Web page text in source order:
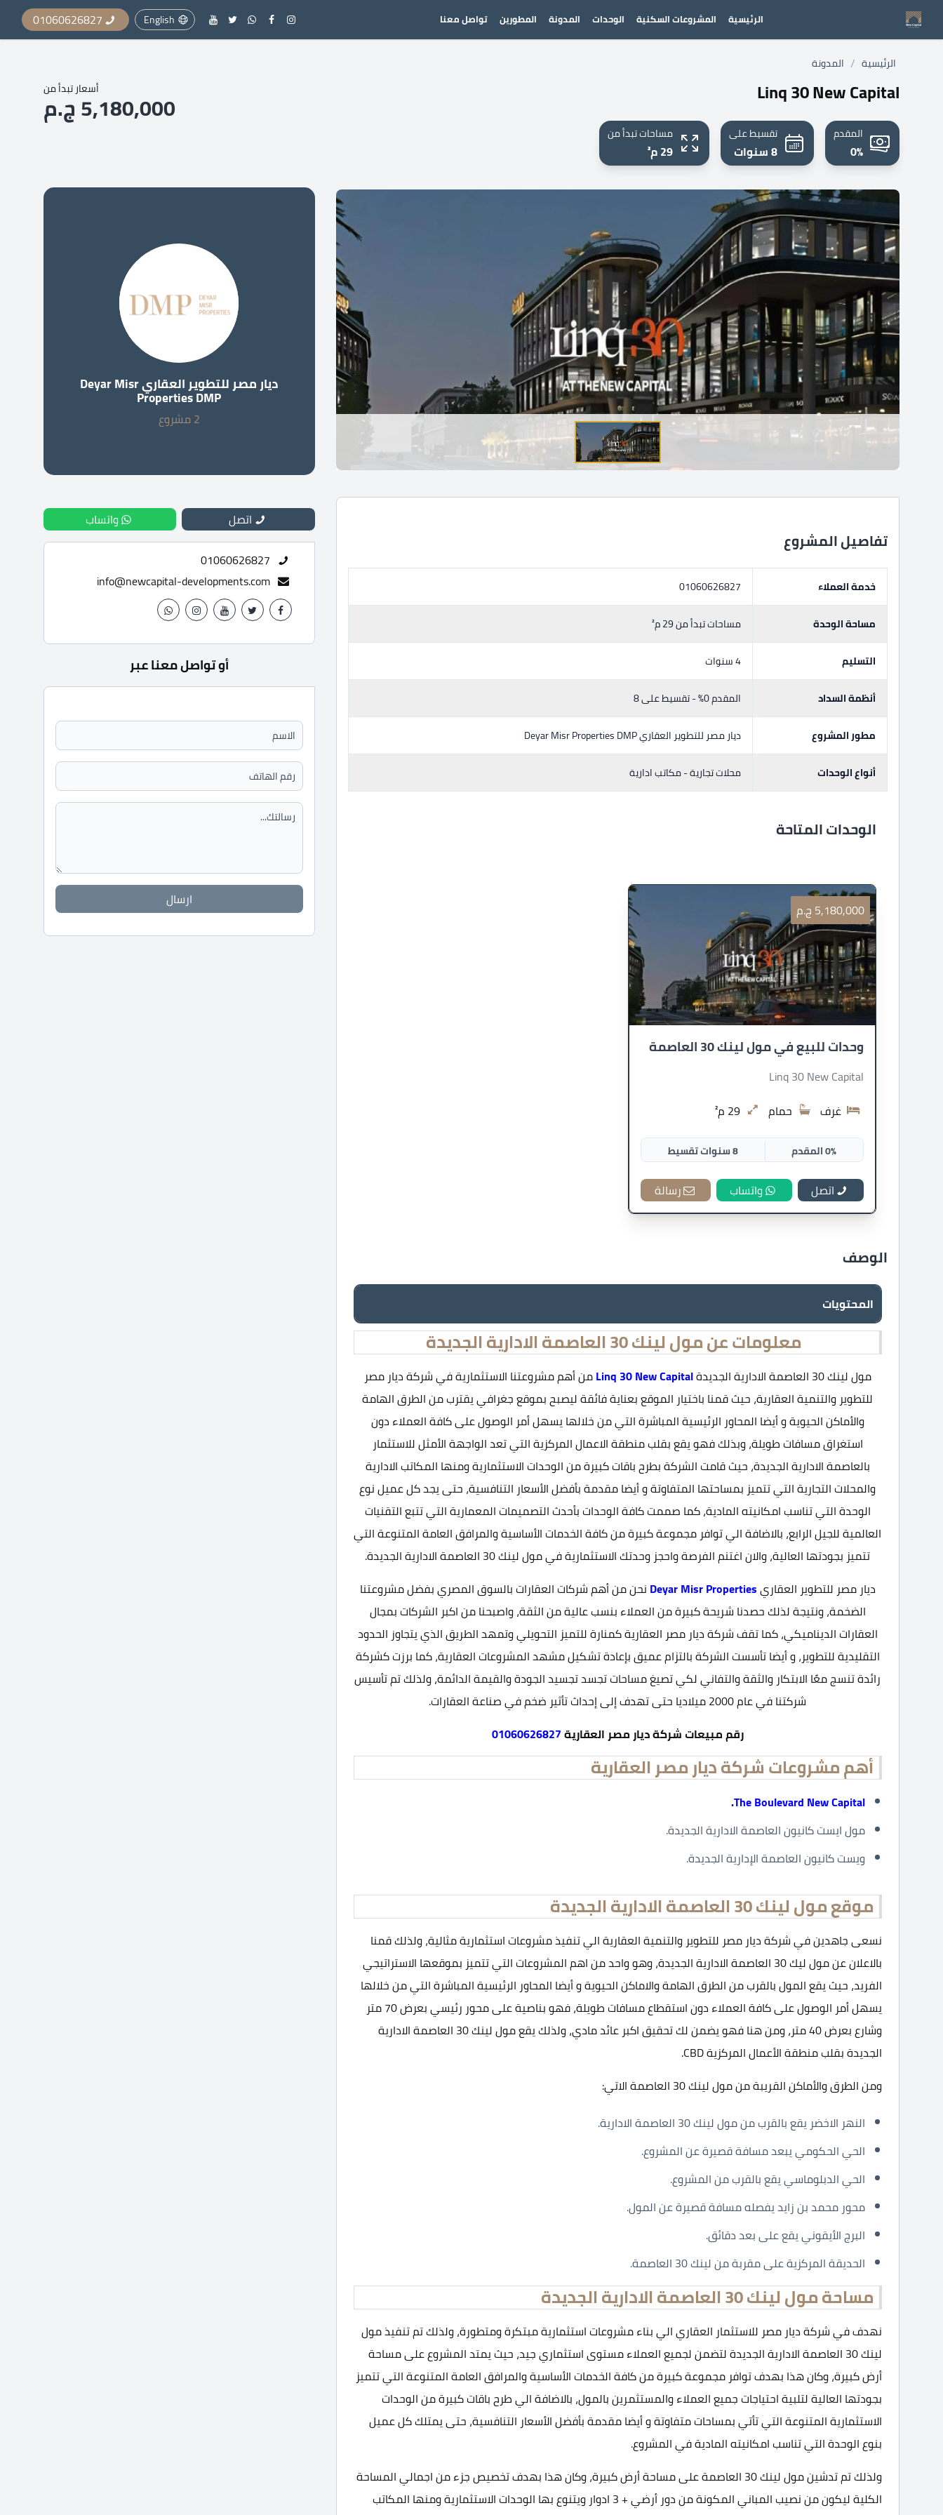
الرئيسية المشروعات السكنية الوحدات المدونة المطورين تواصل معنا English
01060626827
الرئيسية / المدونة
Linq 30 New Capital
المقدم
0%
تقسيط على
8 سنوات
مساحات تبدأ من
29 م²
أسعار تبدأ من5,180,000 ج.م
ديار مصر للتطوير العقاري Deyar Misr
Properties DMP
2 مشروع
تفاصيل المشروع
خدمة العملاء 01060626827
مساحة الوحدة مساحات تبدأ من 29 م²
التسليم 4 سنوات
أنظمة السداد المقدم 0% - تقسيط على 8
مطور المشروع ديار مصر للتطوير العقاري Deyar Misr Properties DMP
أنواع الوحدات محلات تجارية - مكاتب ادارية
الوحدات المتاحة
5,180,000 ج.م
وحدات للبيع في مول لينك 30 العاصمة
Linq 30 New Capital
غرف
حمام 29 م²
0% المقدم 8 سنوات تقسيط
اتصل واتساب رسالة
الوصف
المحتويات
معلومات عن مول لينك 30 العاصمة الادارية الجديدة
مول لينك 30 العاصمة الادارية الجديدة Linq 30 New Capitalمن أهم مشروعتنا الاستثمارية في شركة ديار مصر
للتطوير والتنمية العقارية، حيث قمنا باختيار الموقع بعناية فائقة ليصبح بموقع جغرافي يقترب من الطرق الهامة
والأماكن الحيوية و أيضا المحاور الرئيسية المباشرة التي من خلالها يسهل أمر الوصول على كافة العملاء دون
استغراق مسافات طويلة، وبذلك فهو يقع بقلب منطقة الاعمال المركزية التي تعد الواجهة الأمثل للاستثمار
بالعاصمة الادارية الجديدة، حيث قامت الشركة بطرح باقات كبيرة من الوحدات الاستثمارية ومنها المكاتب الادارية
والمحلات التجارية التي تتميز بمساحتها المتفاوتة و أيضا مقدمة بأفضل الأسعار التنافسية، حتى يجد كل عميل نوع
الوحدة التي تناسب امكانيته المادية، كما صممت كافة الوحدات بأحدث التصميمات المعمارية التي تتبع التقنيات
العالمية للجيل الرابع، بالاضافة الي توافر مجموعة كبيرة من كافة الخدمات الأساسية والمرافق العامة المتنوعة التي
تتميز بجودتها العالية، والان اغتنم الفرصة واحجز وحدتك الاستثمارية في مول لينك 30 العاصمة الادارية الجديدة.
ديار مصر للتطوير العقاريDeyar Misr Properties نحن من أهم شركات العقارات بالسوق المصري بفضل مشروعتنا
الضخمة، ونتيجة لذلك حصدنا شريحة كبيرة من العملاء بنسب عالية من الثقة، واصبحنا من اكبر الشركات بمجال
العقارات الديناميكي، كما تقف شركة ديار مصر العقارية كمنارة للتميز التحويلي وتمهد الطريق الذي يتجاوز الحدود
التقليدية للتطوير، و أيضا تأسست الشركة بالتزام عميق بإعادة تشكيل مشهد المشروعات العقارية، كما برزت كشركة
رائدة تنسج معًا الابتكار والثقة والتفاني لكي تصيغ مساحات تجسد تجسيد الجودة والقيمة الدائمة، ولذلك تم تأسيس
شركتنا في عام 2000 ميلاديا حتى تهدف إلى إحداث تأثير ضخم في صناعة العقارات.
رقم مبيعات شركة ديار مصر العقارية01060626827
أهم مشروعات شركة ديار مصر العقارية
The Boulevard New Capital.
مول ايست كانيون العاصمة الادارية الجديدة.
ويست كانيون العاصمة الإدارية الجديدة.
موقع مول لينك 30 العاصمة الادارية الجديدة
نسعى جاهدين في شركة ديار مصر للتطوير والتنمية العقارية الي تنفيذ مشروعات استثمارية مثالية، ولذلك قمنا
بالاعلان عن مول ليك 30 العاصمة الادارية الجديدة، وهو واحد من اهم المشروعات التي تتميز بموقعها الاستراتيجي
الفريد، حيث يقع المول بالقرب من الطرق الهامة والاماكن الحيوية و أيضا المحاور الرئيسية المباشرة التي من خلالها
يسهل أمر الوصول على كافة العملاء دون استقطاع مسافات طويلة، فهو بناصية على محور رئيسي بعرض 70 متر
وشارع بعرض 40 متر، ومن هنا فهو يضمن لك تحقيق اكبر عائد مادي، ولذلك يقع مول لينك 30 العاصمة الادارية
الجديدة بقلب منطقة الأعمال المركزية CBD.
ومن الطرق والأماكن القريبة من مول لينك 30 العاصمة الاتي:
النهر الاخضر يقع بالقرب من مول لينك 30 العاصمة الادارية.
الحي الحكومي يبعد مسافة قصيرة عن المشروع.
الحي الدبلوماسي يقع بالقرب من المشروع.
محور محمد بن زايد يفصله مسافة قصيرة عن المول.
البرج الأيقوني يقع على بعد دقائق.
الحديقة المركزية على مقربة من لينك 30 العاصمة.
مساحة مول لينك 30 العاصمة الادارية الجديدة
نهدف في شركة ديار مصر للاستثمار العقاري الي بناء مشروعات استثمارية مبتكرة ومتطورة، ولذلك تم تنفيذ مول
لينك 30 العاصمة الادارية الجديدة لتضمن لجميع العملاء مستوى استثماري جيد، حيث يمتد المشروع على مساحة
أرض كبيرة، وكان هذا بهدف توافر مجموعة كبيرة من كافة الخدمات الأساسية والمرافق العامة المتنوعة التي تتميز
بجودتها العالية لتلبية احتياجات جميع العملاء والمستثمرين بالمول، بالاضافة الي طرح باقات كبيرة من الوحدات
الاستثمارية المتنوعة التي تأتي بمساحات متفاوتة و أيضا مقدمة بأفضل الأسعار التنافسية، حتى يمتلك كل عميل
بنوع الوحدة التي تناسب امكانيته المادية في المشروع.
ولذلك تم تدشين مول لينك 30 العاصمة على مساحة أرض كبيرة، وكان هذا بهدف تخصيص جزء من اجمالي المساحة
الكلية ليكون من نصيب المباني المكونة من دور أرضي + 3 ادوار ويتنوع بها الوحدات الاستثمارية ومنها المكاتب
اتصل
واتساب
01060626827
info@newcapital-developments.com
أو تواصل معنا عبر
ارسال